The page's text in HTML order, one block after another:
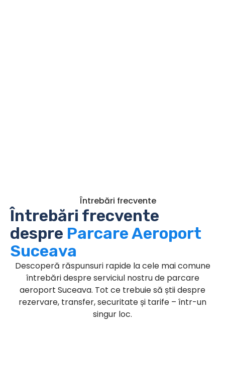
Întrebări frecvente
Întrebări frecvente
despre Parcare Aeroport
Suceava
Descoperă răspunsuri rapide la cele mai comune
întrebări despre serviciul nostru de parcare
aeroport Suceava. Tot ce trebuie să știi despre
rezervare, transfer, securitate și tarife – într-un
singur loc.